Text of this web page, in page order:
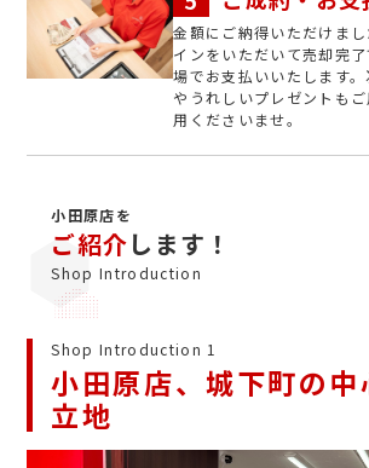
金額にご納得いただけま
インをいただいて売却完
場でお支払いいたします
やうれしいプレゼントも
用くださいませ。
小田原店を
ご紹介します！
Shop Introduction
Shop Introduction 1
小田原店、城下町の中
立地